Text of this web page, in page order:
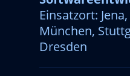
Einsatzort:
München,
Dresden